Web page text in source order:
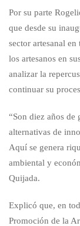
Por su parte
que desde su
sector artesanal
los artesanos en
analizar la
continuar su
“Son diez años de
alternativas de
Aquí se genera
ambiental y
Quijada.
Explicó que, en
Promoción de la